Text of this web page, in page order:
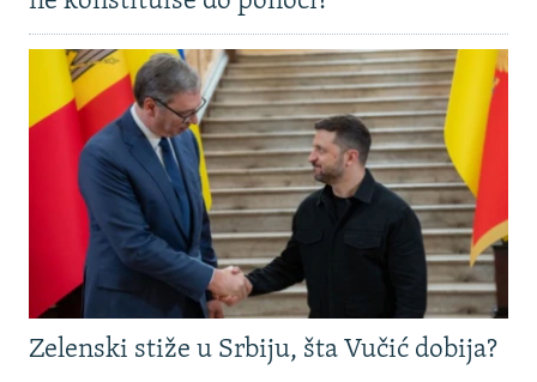
Zelenski stiže u Srbiju, šta Vučić dobija?